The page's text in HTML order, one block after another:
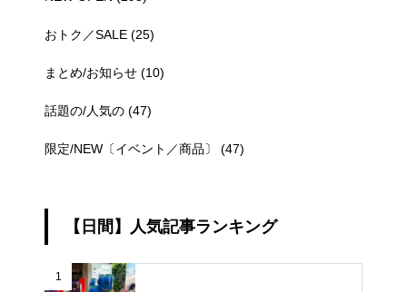
おトク／SALE (25)
まとめ/お知らせ (10)
話題の/人気の (47)
限定/NEW〔イベント／商品〕 (47)
【日間】人気記事ランキング
1